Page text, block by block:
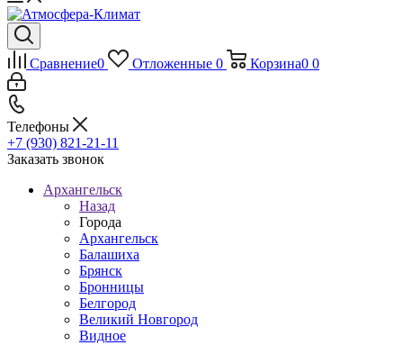
Сравнение0 Отложенные 0 Корзина0 0
Телефоны
+7 (930) 821-21-11
Заказать звонок
Архангельск
Назад
Города
Архангельск
Балашиха
Брянск
Бронницы
Белгород
Великий Новгород
Видное